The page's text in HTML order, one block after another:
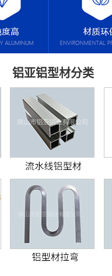
铝亚铝型材分类